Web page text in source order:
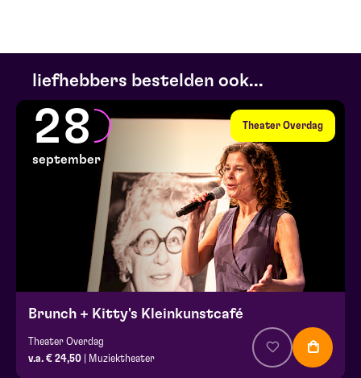
liefhebbers bestelden ook...
Theater Overdag
28
september
Brunch + Kitty's Kleinkunstcafé
Theater Overdag
v.a. € 24,50 | Muziektheater